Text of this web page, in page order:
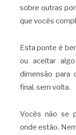
sobre outras
que vocês
Esta ponte é
ou aceitar
dimensão para
final, sem volta.
Vocês não se
onde estão.